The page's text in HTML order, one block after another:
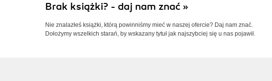
Brak książki? - daj nam znać »
Nie znalazłeś książki, którą powinniśmy mieć w naszej ofercie? Daj nam znać.
Dołożymy wszelkich starań, by wskazany tytuł jak najszybciej się u nas pojawił.